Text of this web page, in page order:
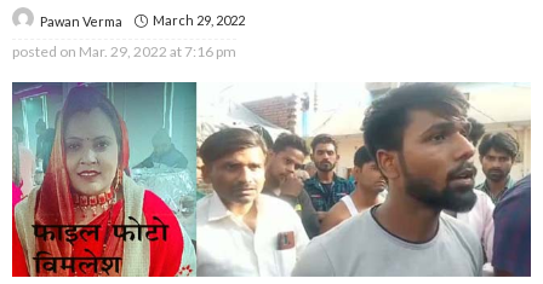
Pawan Verma March 29, 2022
posted on Mar. 29, 2022 at 7:16 pm